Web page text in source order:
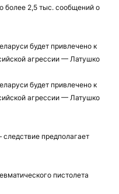
более 2,5 тыс. сообщений о
будет привлечено к
агрессии — Латушко
будет привлечено к
агрессии — Латушко
предполагает
пистолета